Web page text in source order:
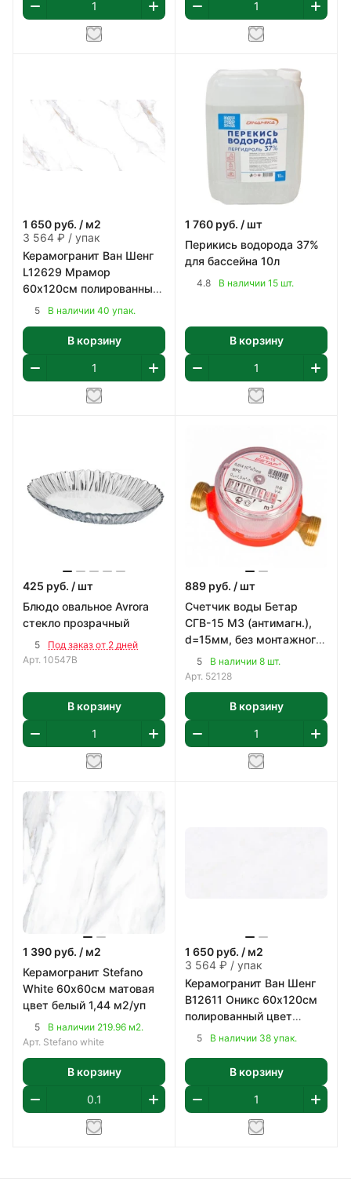
1 650 руб. / м2
3 564 ₽ / упак
Керамогранит Ван Шенг
L12629 Мрамор
60х120см полированный
цвет белый с коричнево-
5 В наличии 40 упак.
В корзину
1 760 руб. / шт
Перикись водорода 37%
для бассейна 10л
4.8 В наличии 15 шт.
В корзину
425 руб. / шт
Блюдо овальное Avrora
стекло прозрачный
5
Под заказ от 2 дней
Арт. 10547B
В корзину
889 руб. / шт
Счетчик воды Бетар
СГВ-15 МЗ (антимагн.),
d=15мм, без монтажного
комплекта
5
В наличии 8 шт.
Арт. 52128
В корзину
1 390 руб. / м2
Керамогранит Stefano
White 60х60см матовая
цвет белый 1,44 м2/уп
5
В наличии 219.96 м2.
Арт. Stefano white
В корзину
1 650 руб. / м2
3 564 ₽ / упак
Керамогранит Ван Шенг
B12611 Оникс 60х120см
полированный цвет
светло-серый 2,16 м2/уп
5 В наличии 38 упак.
В корзину